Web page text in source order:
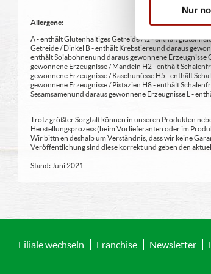
Nur
Allergene:
A - enthält Glutenhaltiges Getreide A1 - enthält
Getreide / Dinkel B - enthält Krebstiere und daraus
enthält Sojabohnen und daraus gewonnene
gewonnene Erzeugnisse / Mandeln H2 - enthält
gewonnene Erzeugnisse / Kaschunüsse H5 - enthält
gewonnene Erzeugnisse / Pistazien H8 - enthält
Sesamsamen und daraus gewonnene Erzeugnisse L -
Trotz größter Sorgfalt können in unseren Produkten
Herstellungsprozess (beim Vorlieferanten oder im
Wir bittn en deshalb um Verständnis, dass wir keine
Veröffentlichung sind diese korrekt und geben den
Stand: Juni 2021
Filiale wechseln Franchise Newsletter